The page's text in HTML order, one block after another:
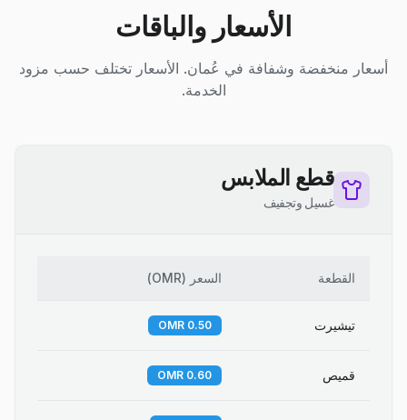
الأسعار والباقات
أسعار منخفضة وشفافة في عُمان. الأسعار تختلف حسب مزود
الخدمة.
قطع الملابس
غسيل وتجفيف
القطعة السعر (
OMR
)
تيشيرت 0.50 OMR
قميص 0.60 OMR